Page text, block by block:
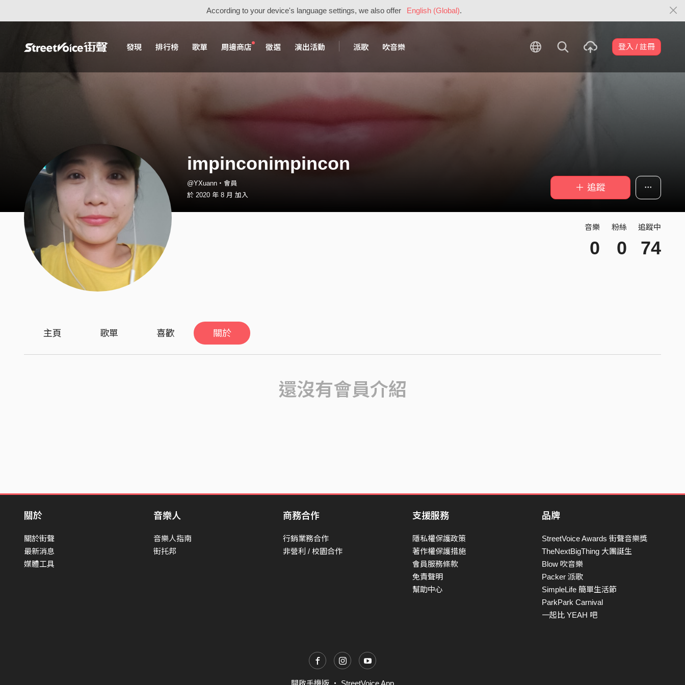
According to your device's language settings, we also offer English (Global).
發現 排行榜 歌單 周邊商店 徵選 演出活動 派歌 吹音樂 登入 / 註冊
impinconimpincon
@YXuann・會員
於 2020 年 8 月 加入
＋ 追蹤
音樂
0
粉絲
0
追蹤中
74
主頁 歌單 喜歡 關於
還沒有會員介紹
關於
關於街聲
最新消息
媒體工具
音樂人
音樂人指南
街托邦
商務合作
行銷業務合作
非營利 / 校園合作
支援服務
隱私權保護政策
著作權保護措施
會員服務條款
免責聲明
幫助中心
品牌
StreetVoice Awards 街聲音樂獎
TheNextBigThing 大團誕生
Blow 吹音樂
Packer 派歌
SimpleLife 簡單生活節
ParkPark Carnival
一起比 YEAH 吧
開啟手機版 ・ StreetVoice App